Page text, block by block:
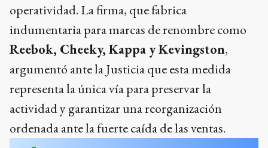
operatividad. La firma, que fabrica
indumentaria para marcas de renombre como
Reebok, Cheeky, Kappa y Kevingston,
argumentó ante la Justicia que esta medida
representa la única vía para preservar la
actividad y garantizar una reorganización
ordenada ante la fuerte caída de las ventas.